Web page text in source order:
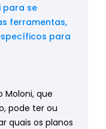
para se
ferramentas,
para
Moloni, que
pode ter ou
quais os planos